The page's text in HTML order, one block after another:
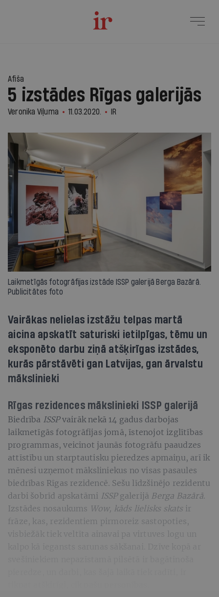
Afiša
5 izstādes Rīgas galerijās
Veronika Viļuma 11.03.2020. IR
Laikmetīgās fotogrāfijas izstāde ISSP galerijā Berga Bazārā.
Publicitātes foto
Vairākas nelielas izstāžu telpas martā
aicina apskatīt saturiski ietilpīgas, tēmu un
eksponēto darbu ziņā atšķirīgas izstādes,
kurās pārstāvēti gan Latvijas, gan ārvalstu
mākslinieki
Rīgas rezidences mākslinieki ISSP galerijā
Biedrība ISSPvairāk nekā 14 gadus darbojas
laikmetīgās fotogrāfijas jomā, īstenojot izglītības
programmas, veicinot jaunās fotogrāfu paaudzes
attīstību un starptautisku pieredzes apmaiņu, arī ik
mēnesi uzņemot māksliniekus no visas pasaules
biedrības Rīgas rezidencē. Sešu līdzšinējo rezidentu
darbi šobrīd apskatāmi ISSPgalerijā Berga Bazārā.
Izstādes nosaukums Wow, kāds lielisks skats ir
frāze, kas, rezidentiem pirmoreiz sastopoties,
visbiežāk tiek veltīta ainavai pa virtuves logu un